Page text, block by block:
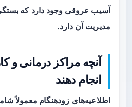
آسیب عروقی وجود دارد که
مدیریت آن دارد.
آنچه مراکز درمانی و
انجام دهند
اطلاعیه‌های زودهنگام معمولاً